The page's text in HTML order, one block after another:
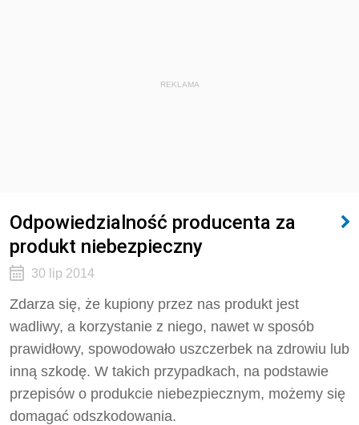
REKLAMA
Odpowiedzialność producenta za
produkt niebezpieczny
30 lip 2014
Zdarza się, że kupiony przez nas produkt jest
wadliwy, a korzystanie z niego, nawet w sposób
prawidłowy, spowodowało uszczerbek na zdrowiu lub
inną szkodę. W takich przypadkach, na podstawie
przepisów o produkcie niebezpiecznym, możemy się
domagać odszkodowania.